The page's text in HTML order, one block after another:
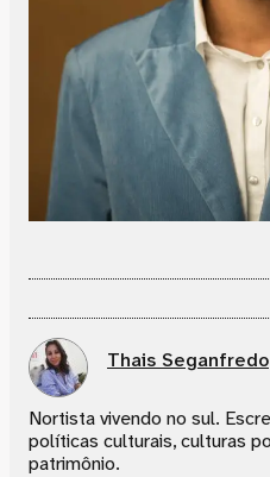
Thais Seganfredo
Nortista vivendo no sul.
políticas culturais, culturas
patrimônio.